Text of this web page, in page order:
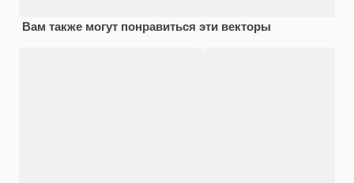
Вам также могут понравиться эти векторы